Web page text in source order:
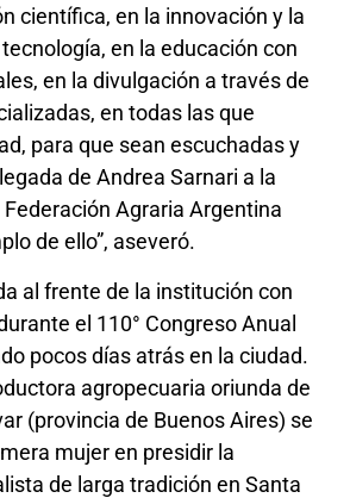
científica, en la innovación y la
en la educación con
en la divulgación a través de
en todas las que
para que sean escuchadas y
de Andrea Sarnari a la
Agraria Argentina
de ello”, aseveró.
al frente de la institución con
el 110° Congreso Anual
pocos días atrás en la ciudad.
agropecuaria oriunda de
(provincia de Buenos Aires) se
mujer en presidir la
de larga tradición en Santa